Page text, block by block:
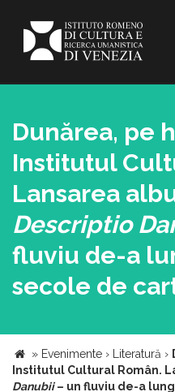
Dunărea, pe
Institutul
Lansarea
Descriptio
fluviu de-a
secole de
» Evenimente › Literatură ›
Institutul Cultural Român.
Danubii– un fluviu de-a